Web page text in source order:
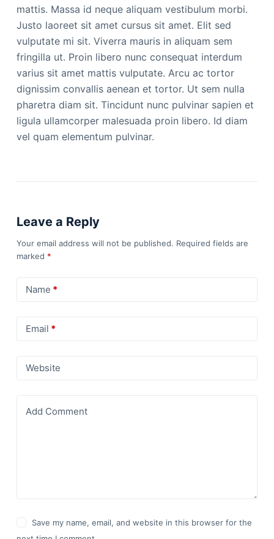
mattis. Massa id neque aliquam vestibulum morbi.
Justo laoreet sit amet cursus sit amet. Elit sed
vulputate mi sit. Viverra mauris in aliquam sem
fringilla ut. Proin libero nunc consequat interdum
varius sit amet mattis vulputate. Arcu ac tortor
dignissim convallis aenean et tortor. Ut sem nulla
pharetra diam sit. Tincidunt nunc pulvinar sapien et
ligula ullamcorper malesuada proin libero. Id diam
vel quam elementum pulvinar.
Leave a Reply
Your email address will not be published. Required fields are
marked *
Name *
Email *
Website
Add Comment
Save my name, email, and website in this browser for the